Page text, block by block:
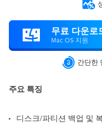

 무료 다운로
Mac OS 지원
 간단한
주요 특징
디스크/파티션 백업 및